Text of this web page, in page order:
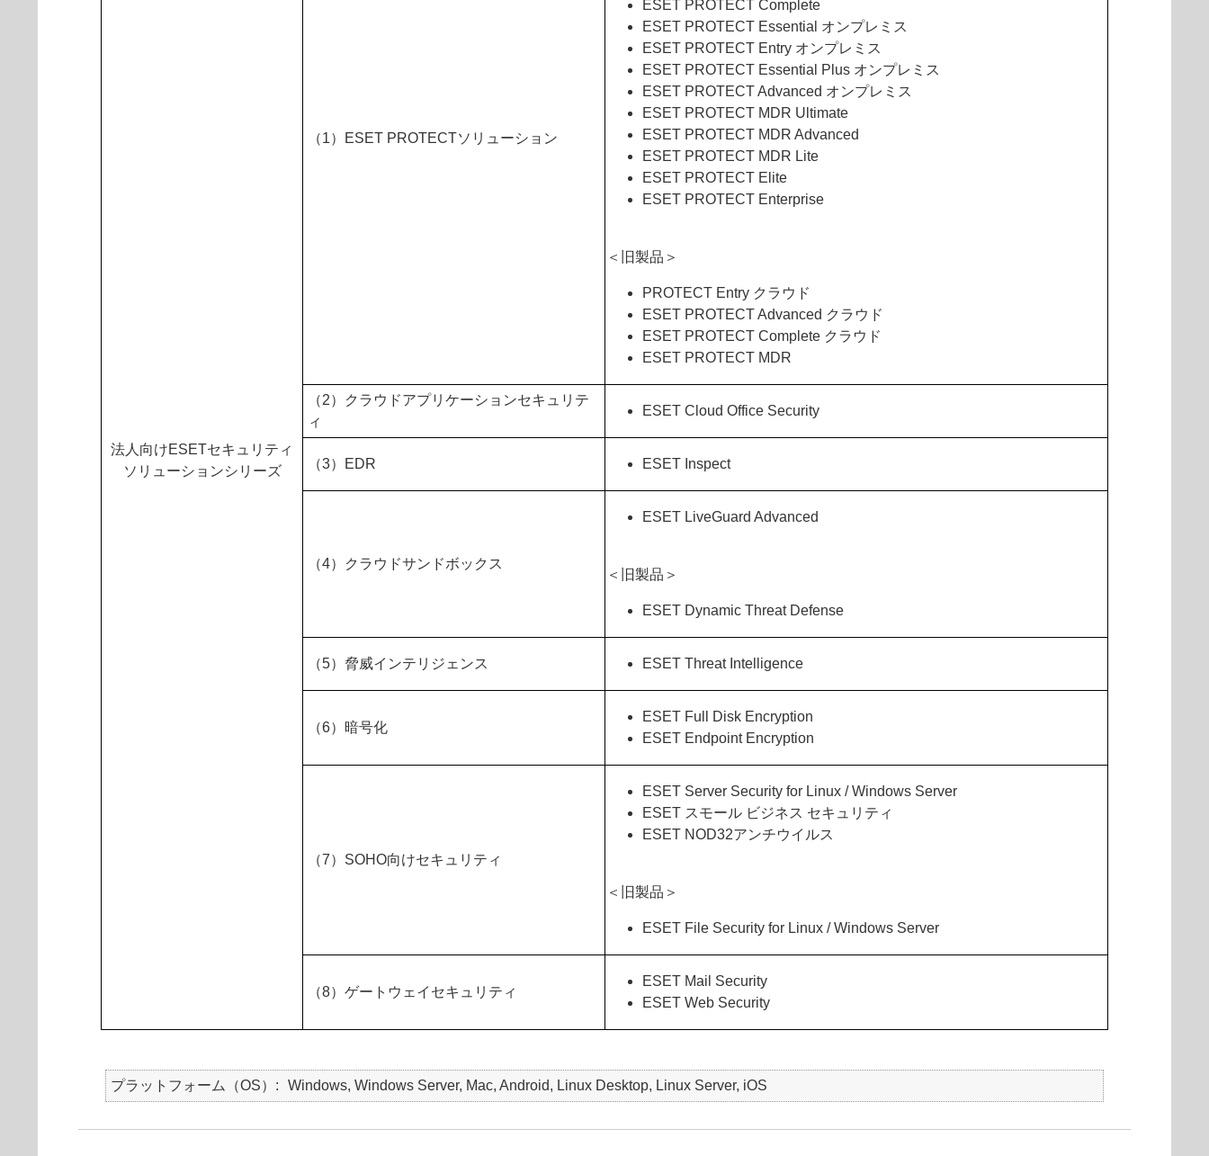
法人向けESETセキュリティ
ソリューションシリーズ
（1）ESET PROTECTソリューション
ESET PROTECT Complete
ESET PROTECT Essential オンプレミス
ESET PROTECT Entry オンプレミス
ESET PROTECT Essential Plus オンプレミス
ESET PROTECT Advanced オンプレミス
ESET PROTECT MDR Ultimate
ESET PROTECT MDR Advanced
ESET PROTECT MDR Lite
ESET PROTECT Elite
ESET PROTECT Enterprise
＜旧製品＞
PROTECT Entry クラウド
ESET PROTECT Advanced クラウド
ESET PROTECT Complete クラウド
ESET PROTECT MDR
（2）クラウドアプリケーションセキュリテ
ィ
ESET Cloud Office Security
（3）EDR ESET Inspect
（4）クラウドサンドボックス
ESET LiveGuard Advanced
＜旧製品＞
ESET Dynamic Threat Defense
（5）脅威インテリジェンス ESET Threat Intelligence
（6）暗号化
ESET Full Disk Encryption
ESET Endpoint Encryption
（7）SOHO向けセキュリティ
ESET Server Security for Linux / Windows Server
ESET スモール ビジネス セキュリティ
ESET NOD32アンチウイルス
＜旧製品＞
ESET File Security for Linux / Windows Server
（8）ゲートウェイセキュリティ
ESET Mail Security
ESET Web Security
プラットフォーム（OS） Windows, Windows Server, Mac, Android, Linux Desktop, Linux Server, iOS